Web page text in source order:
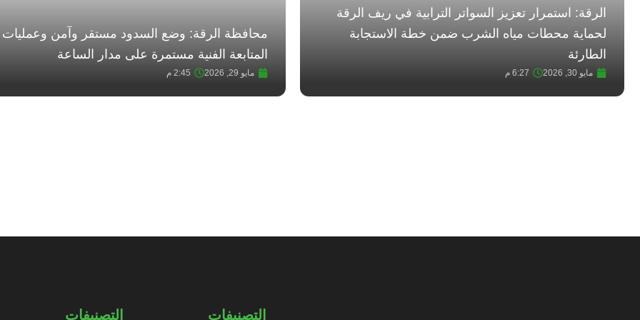
الرقة: استمرار تعزيز السواتر الترابية في ريف الرقة
لحماية محطات مياه الشرب ضمن خطة الاستجابة
الطارئة
مايو 30, 2026 6:27 م
محافظة الرقة: وضع السدود مستقر وآمن وعمليات
المتابعة الفنية مستمرة ‏على مدار الساعة
مايو 29, 2026 2:45 م
التصنيفات التصنيفات